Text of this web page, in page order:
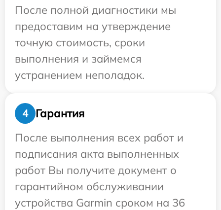
После полной диагностики мы
предоставим на утверждение
точную стоимость, сроки
выполнения и займемся
устранением неполадок.
4
Гарантия
После выполнения всех работ и
подписания акта выполненных
работ Вы получите документ о
гарантийном обслуживании
устройства Garmin сроком на 36